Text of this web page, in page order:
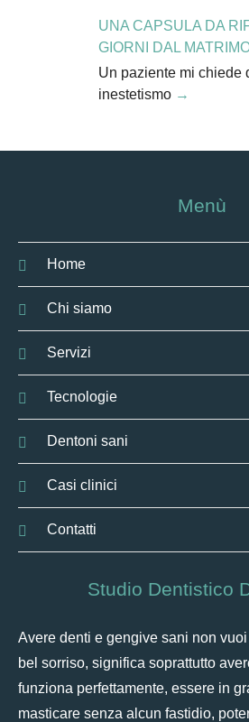
UNA CAPSULA DA
GIORNI DAL
Un paziente mi chiede
inestetismo
Menù
Home
Chi siamo
Servizi
Tecnologie
Dentoni sani
Casi clinici
Contatti
Studio Dentistico
Avere denti e gengive sani non
bel sorriso, significa soprattutto
funziona perfettamente, essere in
masticare senza alcun fastidio,